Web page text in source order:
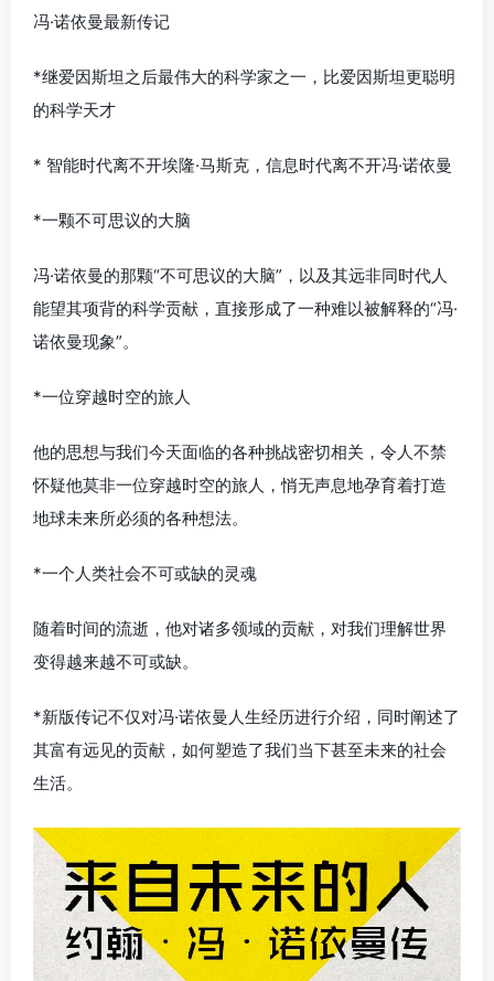
冯·诺依曼最新传记
*继爱因斯坦之后最伟大的科学家之一，比爱因斯坦更聪明
的科学天才
* 智能时代离不开埃隆·马斯克，信息时代离不开冯·诺依曼
*一颗不可思议的大脑
冯·诺依曼的那颗“不可思议的大脑”，以及其远非同时代人
能望其项背的科学贡献，直接形成了一种难以被解释的“冯·
诺依曼现象”。
*一位穿越时空的旅人
他的思想与我们今天面临的各种挑战密切相关，令人不禁
怀疑他莫非一位穿越时空的旅人，悄无声息地孕育着打造
地球未来所必须的各种想法。
*一个人类社会不可或缺的灵魂
随着时间的流逝，他对诸多领域的贡献，对我们理解世界
变得越来越不可或缺。
*新版传记不仅对冯·诺依曼人生经历进行介绍，同时阐述了
其富有远见的贡献，如何塑造了我们当下甚至未来的社会
生活。